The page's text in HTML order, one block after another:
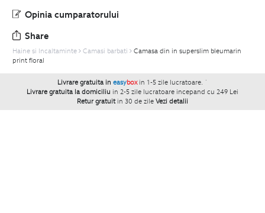
Opinia cumparatorului
Share
Haine si Incaltaminte Camasi barbati
Camasa din in superslim bleumarin
print floral
Livrare gratuita in easybox in 1-5 zile lucratoare. `
Livrare gratuita la domiciliu in 2-5 zile lucratoare incepand cu 249 Lei
Retur gratuit in 30 de zile Vezi detalii